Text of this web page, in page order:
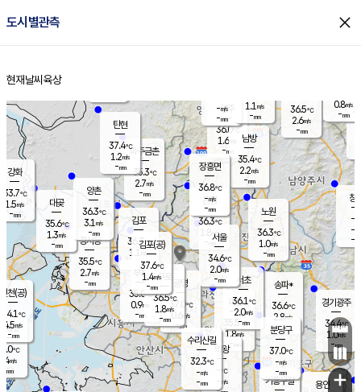
도시별관측 close
홈
현재날씨 육상
의도
℃
m/s
mm
양주
36.0℃
1.6
-mm
과천
35.5℃
1.8m/s
- mm
용인
경기광주
34.4℃
1.0m/s
-mm
경서동
35.5℃
2.7m/s
-mm
파주금촌
35.3℃
2.7m/s
-mm
36.5℃
2.6m/s
-mm
대곶
35.6℃
1.3m/s
-mm
창
-
-m/
-
탄현
37.4℃
1.2m/s
-mm
0.8m/s
-mm
의왕
- ℃
-m/s
김포
36.7℃
1.1 m/s
mm
광명
37.0
℃
0.6 m/s
-mm
부천
35.0℃
0.9m/s
-mm
양촌
36.3℃
3.1 m/s
-mm
구로
36.5℃
1.8m/s
-mm
은평
36.3℃
1.8 m/s
- mm
노원
36.3℃
1.0m/s
-mm
송파*
36.6℃
2.8m/s
-mm
서초
36.1℃
2.0m/s
-mm
남방
35.4℃
2.2m/s
-mm
기흥구갈
수리산길
32.3℃
-m/s
-mm
분당구
37.0℃
-m/s
-mm
장흥면
36.8℃
-m/s
-mm
-m/s
-mm
강화
33.7℃
1.5m/s
-mm
인천(공)
34.1℃
4.5m/s
-mm
김포(공)
37.6℃
1.4m/s
-mm
서울
34.6℃
2.0m/s
-mm
1.1 m/s
-mm
+